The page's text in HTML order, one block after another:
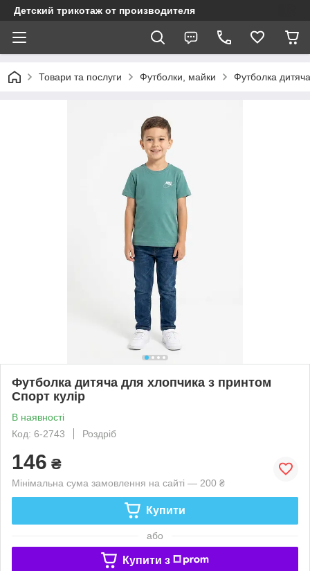
Детский трикотаж от производителя
Товари та послуги Футболки, майки Футболка
Футболка дитяча для хлопчика з принтом
Спорт кулір
В наявності
Код: 6-2743
Роздріб
146 ₴
Мінімальна сума замовлення на сайті — 200 ₴
Купити
або
Купити з